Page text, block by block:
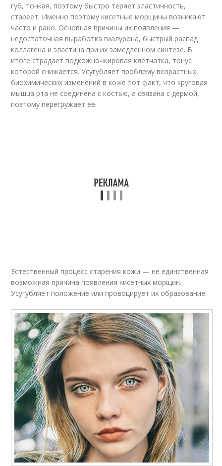
губ, тонкая, поэтому быстро теряет эластичность,
стареет. Именно поэтому кисетные морщины возникают
часто и рано. Основная причины их появления —
недостаточная выработка гиалурона, быстрый распад
коллагена и эластина при их замедленном синтезе. В
итоге страдает подкожно-жировая клетчатка, тонус
которой снижается. Усугубляет проблему возрастных
биохимических изменений в коже тот факт, что круговая
мышца рта не соединена с костью, а связана с дермой,
поэтому перегружает её.
Естественный процесс старения кожи — не единственная
возможная причина появления кисетных морщин.
Усугубляет положение или провоцирует их образование: